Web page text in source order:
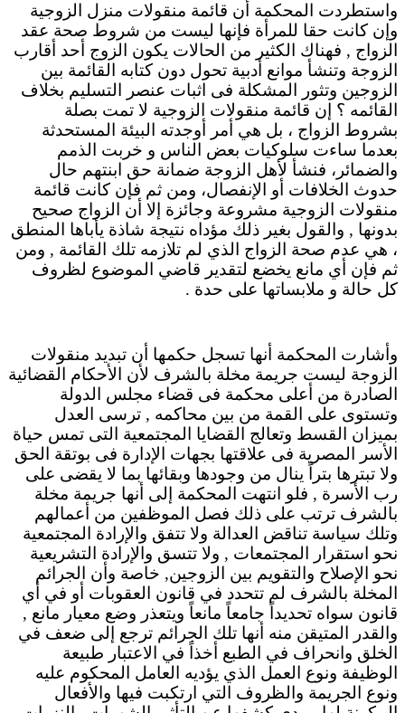
واستطردت المحكمة أن قائمة منقولات منزل الزوجية
وإن كانت حقا للمرأة فإنها ليست من شروط صحة عقد
الزواج , فهناك الكثير من الحالات يكون الزوج أحد أقارب
الزوجة وتنشأ موانع أدبية تحول دون كتابه القائمة بين
الزوجين وتثور المشكلة فى اثبات عنصر التسليم بخلاف
القائمه ؟ إن قائمة منقولات الزوجية لا تمت بصلة
بشروط الزواج ، بل هي أمر أوجدته البيئة المستحدثة
بعدما ساءت سلوكيات بعض الناس و خربت الذمم
والضمائر، فنشأ لأهل الزوجة ضمانة حق ابنتهم حال
حدوث الخلافات أو الإنفصال، ومن ثم فإن كانت قائمة
منقولات الزوجية مشروعة وجائزة إلا أن الزواج صحيح
بدونها , والقول بغير ذلك مؤداه نتيجة شاذة يأباها المنطق
، هي عدم صحة الزواج الذي لم تلازمه تلك القائمة , ومن
ثم فإن أي مانع يخضع لتقدير قاضي الموضوع لظروف
كل حالة و ملابساتها على حدة .
وأشارت المحكمة أنها تسجل حكمها أن تبديد منقولات
الزوجة ليست جريمة مخلة بالشرف لأن الأحكام القضائية
الصادرة من أعلى محكمة فى قضاء مجلس الدولة
وتستوى على القمة من بين محاكمه , ترسى العدل
بميزان القسط وتعالج القضايا المجتمعية التى تمس حياة
الأسر المصرية فى علاقتها بجهات الإدارة فى بوتقة الحق
ولا تبترها بتراً ينال من وجودها وبقائها بما لا يقضى على
رب الأسرة , فلو انتهت المحكمة إلى أنها جريمة مخلة
بالشرف ترتب على ذلك فصل الموظفين من أعمالهم
وتلك سياسة تناقض العدالة ولا تتفق والإرادة المجتمعية
نحو استقرار المجتمعات , ولا تتسق والإرادة التشريعية
نحو الإصلاح والتقويم بين الزوجين, خاصة وأن الجرائم
المخلة بالشرف لم تتحدد في قانون العقوبات أو في أي
قانون سواه تحديداً جامعاً مانعاً ويتعذر وضع معيار مانع ,
والقدر المتيقن منه أنها تلك الجرائم ترجع إلى ضعف في
الخلق وانحراف في الطبع أخذاً في الاعتبار طبيعة
الوظيفة ونوع العمل الذي يؤديه العامل المحكوم عليه
ونوع الجريمة والظروف التي ارتكبت فيها والأفعال